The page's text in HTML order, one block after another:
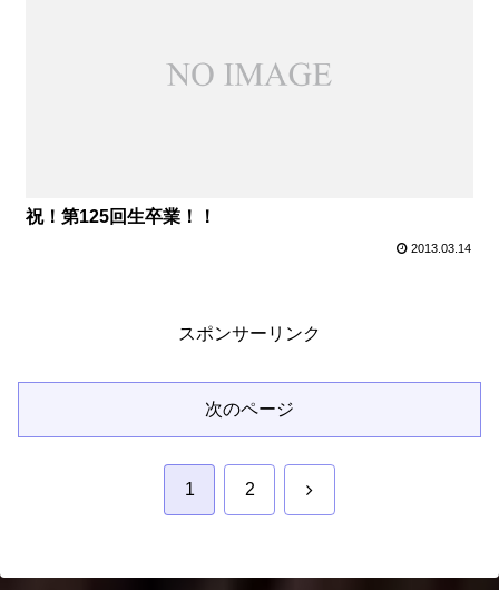
祝！第125回生卒業！！
2013.03.14
スポンサーリンク
次のページ
1 2 次